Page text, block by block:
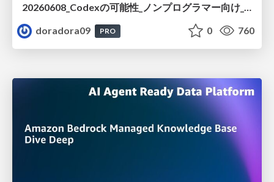
20260608_Codexの可能性_ノンプログラマー向け_大城追記
doradora09
PRO 0 760